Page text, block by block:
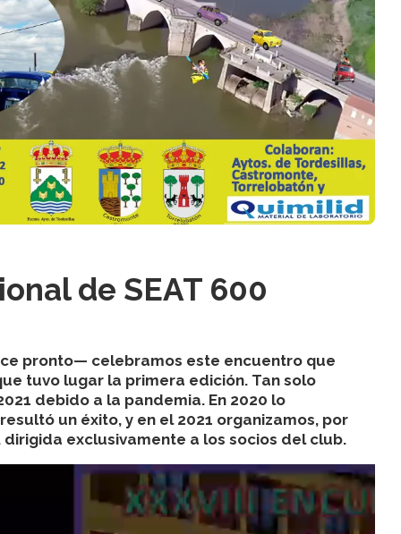
de SEAT 600
pronto— celebramos este encuentro que
tuvo lugar la primera edición. Tan solo
debido a la pandemia. En 2020 lo
un éxito, y en el 2021 organizamos, por
exclusivamente a los socios del club.